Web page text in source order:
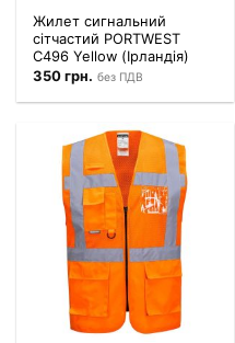
Жилет сигнальний
сітчастий PORTWEST
C496 Yellow (Ірландія)
350грн. без ПДВ